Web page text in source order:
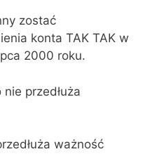
zostać
konta TAK TAK w
2000 roku.
przedłuża
ważność